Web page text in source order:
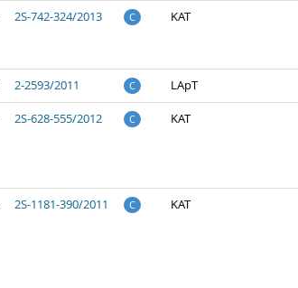
2S-742-324/2013 C KAT
2-2593/2011 C LApT
2S-628-555/2012 C KAT
2S-1181-390/2011 C KAT